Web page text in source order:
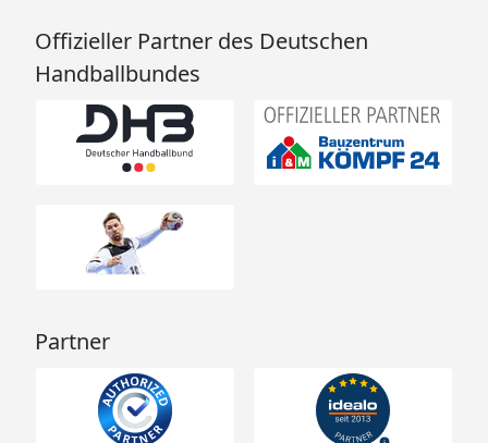
Offizieller Partner des Deutschen
Handballbundes
Partner